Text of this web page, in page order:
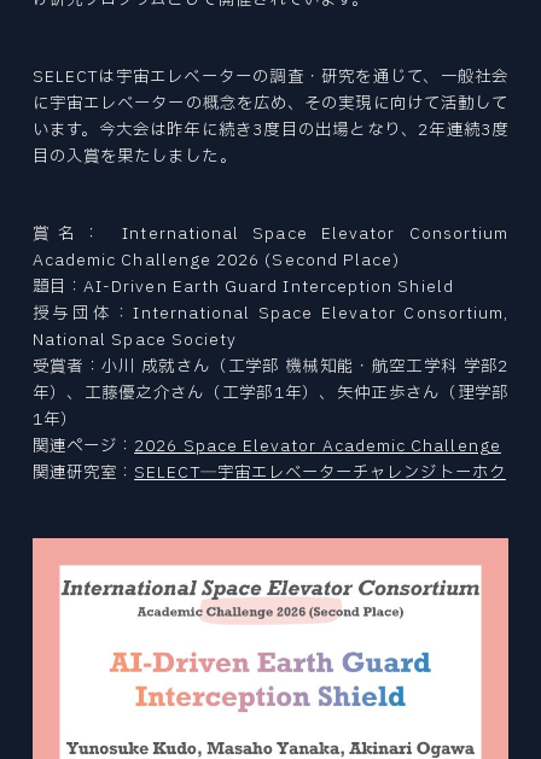
EVENT
イベント
機械系同窓会
自動車の過去・未来館
〒980-8579
© 2026 Division of Mechanical
Engineering,Tohoku University.
SELECTは宇宙エレベーターの調査・研究を通じて、一般社会
に宇宙エレベーターの概念を広め、その実現に向けて活動して
います。今大会は昨年に続き3度目の出場となり、2年連続3度
目の入賞を果たしました。
賞名： International Space Elevator Consortium
Academic Challenge 2026 (Second Place)
題目：AI-Driven Earth Guard Interception Shield
授与団体：International Space Elevator Consortium,
National Space Society
受賞者：小川 成就さん（工学部 機械知能・航空工学科 学部2
年）、工藤優之介さん（工学部1年）、矢仲正歩さん（理学部
1年）
関連ページ：2026 Space Elevator Academic Challenge
関連研究室：SELECT―宇宙エレベーターチャレンジトーホク